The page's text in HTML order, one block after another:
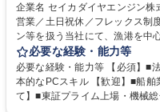
企業名 セイカダイヤエンジン株式会社 求人名 【長崎市】関
営業／土日祝休／フレックス制度有／残業月20h
ン等を扱う当社にて、漁港を中
積・受発注業務をお任せします。 ■漁港の漁師を中心とした既存顧客を社
有車で巡回し、船舶全体に関す
行います。一部新規開拓もあり
書・注文書の作成、仕入れ処理
必要な経験・能力等
必要な経験・能力等 【必須】■
本的なPCスキル 【歓迎】■船舶業界経
て】■東証プライム上場・機械